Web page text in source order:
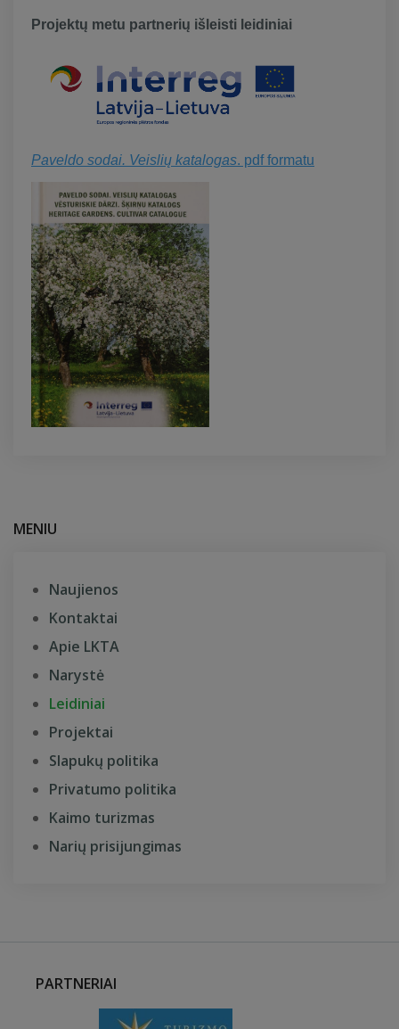
Projektų metu partnerių išleisti leidiniai
Paveldo sodai. Veislių katalogas. pdf formatu
MENIU
Naujienos
Kontaktai
Apie LKTA
Narystė
Leidiniai
Projektai
Slapukų politika
Privatumo politika
Kaimo turizmas
Narių prisijungimas
PARTNERIAI